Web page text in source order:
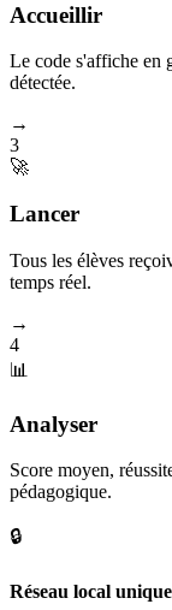
Accueillir
Le code s'affiche en
détectée.
→
3
🚀
Lancer
Tous les élèves
temps réel.
→
4
📊
Analyser
Score moyen,
pédagogique.
🔒
Réseau local